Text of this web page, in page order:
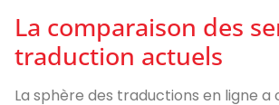
La comparaison des
traduction actuels
La sphère des traductions en ligne a